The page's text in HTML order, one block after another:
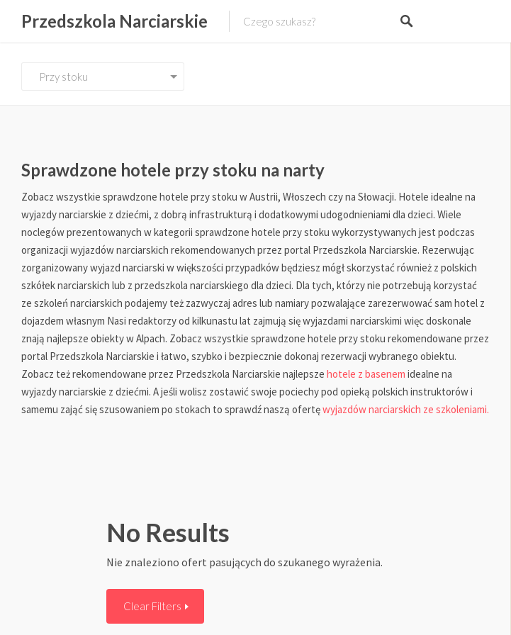
Przedszkola Narciarskie
Przy stoku
Sprawdzone hotele przy stoku na narty
Zobacz wszystkie sprawdzone hotele przy stoku w Austrii, Włoszech czy na Słowacji. Hotele idealne na
wyjazdy narciarskie z dziećmi, z dobrą infrastrukturą i dodatkowymi udogodnieniami dla dzieci. Wiele
noclegów prezentowanych w kategorii sprawdzone hotele przy stoku wykorzystywanych jest podczas
organizacji wyjazdów narciarskich rekomendowanych przez portal Przedszkola Narciarskie. Rezerwując
zorganizowany wyjazd narciarski w większości przypadków będziesz mógł skorzystać również z polskich
szkółek narciarskich lub z przedszkola narciarskiego dla dzieci. Dla tych, którzy nie potrzebują korzystać
ze szkoleń narciarskich podajemy też zazwyczaj adres lub namiary pozwalające zarezerwować sam hotel z
dojazdem własnym Nasi redaktorzy od kilkunastu lat zajmują się wyjazdami narciarskimi więc doskonale
znają najlepsze obiekty w Alpach. Zobacz wszystkie sprawdzone hotele przy stoku rekomendowane przez
portal Przedszkola Narciarskie i łatwo, szybko i bezpiecznie dokonaj rezerwacji wybranego obiektu.
Zobacz też rekomendowane przez Przedszkola Narciarskie najlepsze hotele z basenem idealne na
wyjazdy narciarskie z dziećmi. A jeśli wolisz zostawić swoje pociechy pod opieką polskich instruktorów i
samemu zająć się szusowaniem po stokach to sprawdź naszą ofertęwyjazdów narciarskich ze szkoleniami.
No Results
Nie znaleziono ofert pasujących do szukanego wyrażenia.
Clear Filters